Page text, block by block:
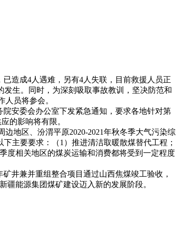
造成4人遇难，另有4人失联，目前救援人员正
生。同时，为深刻吸取事故教训，坚决防范和
员将参会。
安委会办公室下发紧急通知，要求各地针对第
的影响将有限。
地区、汾渭平原2020-2021年秋冬季大气污染综
主要要求：（1）推进清洁取暖散煤替代工程；
度相关地区的煤炭运输和消费都将受到一定程度
井兼并重组整合项目通过山西焦煤竣工验收，
能源集团煤矿建设迈入新的发展阶段。